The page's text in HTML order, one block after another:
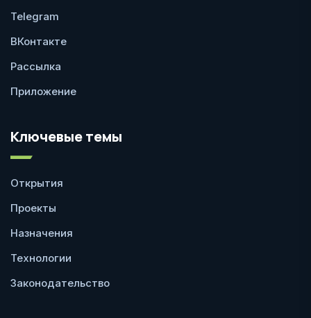
Telegram
ВКонтакте
Рассылка
Приложение
Ключевые темы
Открытия
Проекты
Назначения
Технологии
Законодательство